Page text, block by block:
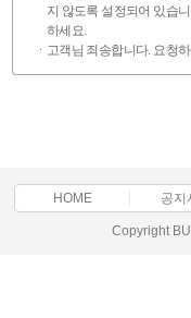
지 않도록 설정되어 있습
하세요.
고객님 죄송합니다. 요청
HOME 공지
Copyright